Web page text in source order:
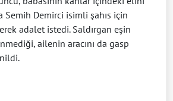
Semih Demirci isimli şahıs için
adalet istedi. Saldırgan eşin
ailenin aracını da gasp